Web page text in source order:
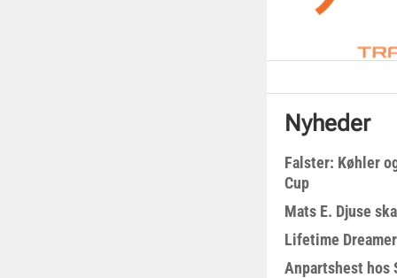
Nyheder
Falster: Køhler
Cup
Mats E. Djuse
Lifetime
Anpartshest hos